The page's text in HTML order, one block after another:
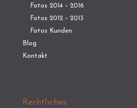
Fotos 2014 – 2016
Fotos 2012 – 2013
Fotos Kunden
Blog
Kontakt
Rechtliches